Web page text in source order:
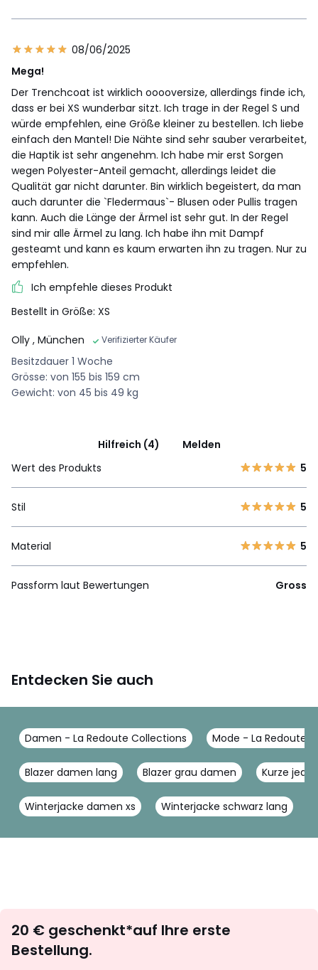
08/06/2025
Mega!
Der Trenchcoat ist wirklich ooooversize, allerdings finde ich,
dass er bei XS wunderbar sitzt. Ich trage in der Regel S und
würde empfehlen, eine Größe kleiner zu bestellen. Ich liebe
einfach den Mantel! Die Nähte sind sehr sauber verarbeitet,
die Haptik ist sehr angenehm. Ich habe mir erst Sorgen
wegen Polyester-Anteil gemacht, allerdings leidet die
Qualität gar nicht darunter. Bin wirklich begeistert, da man
auch darunter die `Fledermaus`- Blusen oder Pullis tragen
kann. Auch die Länge der Ärmel ist sehr gut. In der Regel
sind mir alle Ärmel zu lang. Ich habe ihn mit Dampf
gesteamt und kann es kaum erwarten ihn zu tragen. Nur zu
empfehlen.
Ich empfehle dieses Produkt
Bestellt in Größe: XS
Olly , München Verifizierter Käufer
Besitzdauer 1 Woche
Grösse: von 155 bis 159 cm
Gewicht: von 45 bis 49 kg
Hilfreich (4)
Melden
Wert des Produkts
5
Stil 5
Material 5
Passform laut Bewertungen Gross
Entdecken Sie auch
Damen - La Redoute Collections Mode - La Redoute
Blazer damen lang Blazer grau damen Kurze
Winterjacke damen xs Winterjacke schwarz lang
abonnieren
20 € geschenkt*auf Ihre erste
Bestellung.